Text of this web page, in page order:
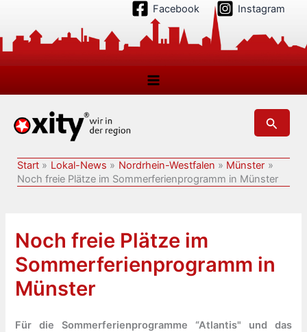
springen
Facebook Instagram
Suchen
Start Lokal-News Nordrhein-Westfalen
Münster
Noch freie Plätze im Sommerferienprogramm in Münster
Noch freie Plätze im
Sommerferienprogramm in
Münster
Für die Sommerferienprogramme “Atlantis" und das